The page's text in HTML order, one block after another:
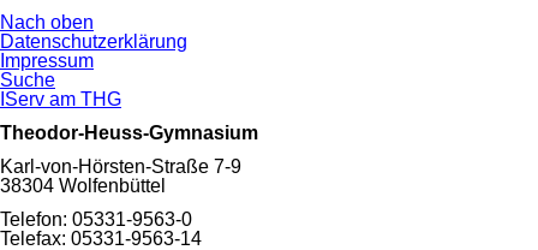
Nach oben
Navigation
überspringen
Datenschutzerklärung
Impressum
Suche
IServ am THG
Theodor-Heuss-Gymnasium
Karl-von-Hörsten-Straße 7-9
38304 Wolfenbüttel
Telefon: 05331-9563-0
Telefax: 05331-9563-14